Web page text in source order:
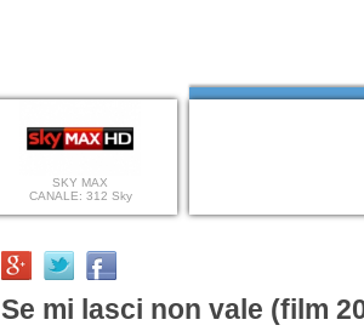
SKY MAX
CANALE: 312 Sky
Se mi lasci non vale (film